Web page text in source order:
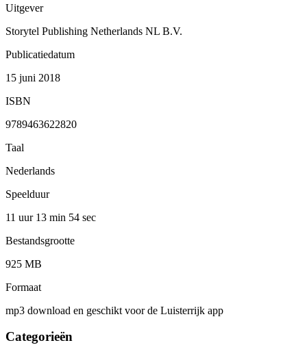
Uitgever
Storytel Publishing Netherlands NL B.V.
Publicatiedatum
15 juni 2018
ISBN
9789463622820
Taal
Nederlands
Speelduur
11 uur 13 min 54 sec
Bestandsgrootte
925 MB
Formaat
mp3 download en geschikt voor de Luisterrijk app
Categorieën